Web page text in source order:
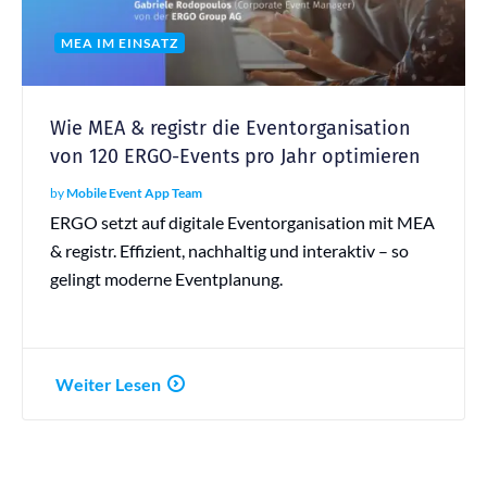
MEA IM EINSATZ
Wie MEA & registr die Eventorganisation
von 120 ERGO-Events pro Jahr optimieren
byMobile Event App Team
ERGO setzt auf digitale Eventorganisation mit MEA
& registr. Effizient, nachhaltig und interaktiv – so
gelingt moderne Eventplanung.
Weiter Lesen